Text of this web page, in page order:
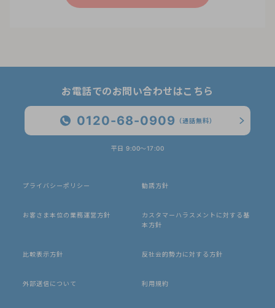
お電話でのお問い合わせはこちら
0120-68-0909 （通話無料）
平日 9:00〜17:00
プライバシーポリシー 勧誘方針
お客さま本位の業務運営方針
カスタマーハラスメントに対する基
本方針
比較表示方針 反社会的勢力に対する方針
外部送信について 利用規約